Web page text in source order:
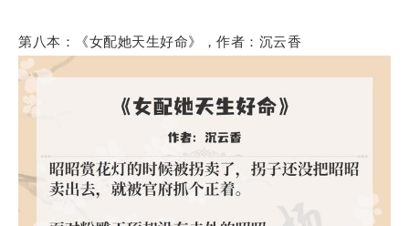
第八本：《女配她天生好命》，作者：沉云香